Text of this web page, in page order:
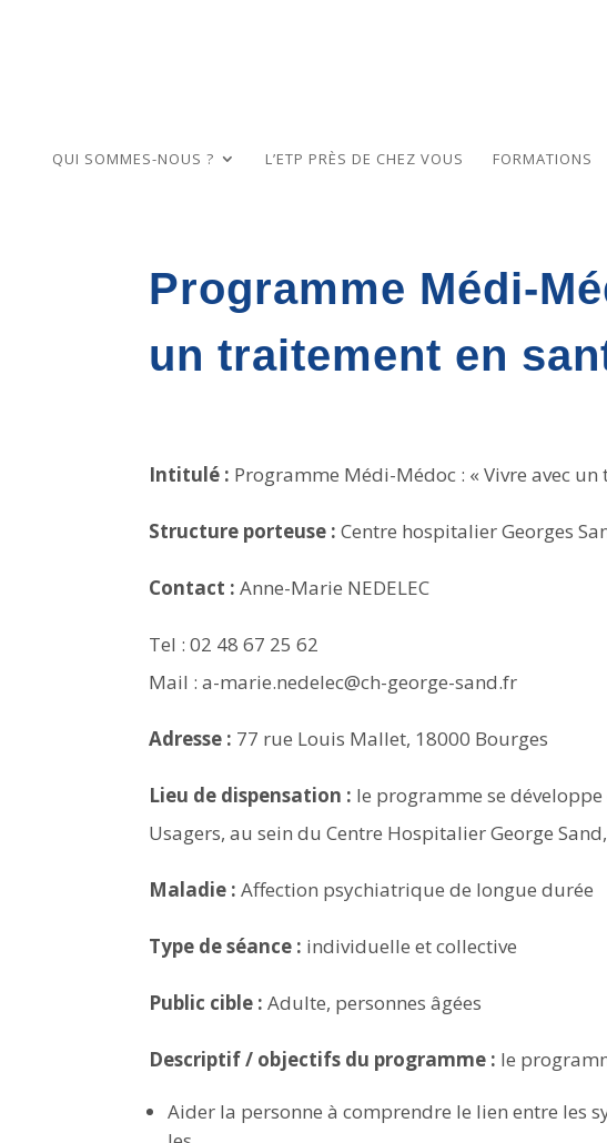
QUI SOMMES-NOUS ? L’ETP PRÈS DE CHEZ VOUS FORMATIONS
Programme Médi-
un traitement en
Intitulé : Programme Médi-Médoc : « Vivre avec
Structure porteuse :Centre hospitalier Georges
Contact : Anne-Marie NEDELEC
Tel : 02 48 67 25 62
Mail : a-marie.nedelec@ch-george-sand.fr
Adresse : 77 rue Louis Mallet, 18000 Bourges
Lieu de dispensation : le programme se
Usagers, au sein du Centre Hospitalier George Sand,
Maladie :Affection psychiatrique de longue durée
Type de séance : individuelle et collective
Public cible : Adulte, personnes âgées
Descriptif / objectifs du programme : le
Aider la personne à comprendre le lien entre les